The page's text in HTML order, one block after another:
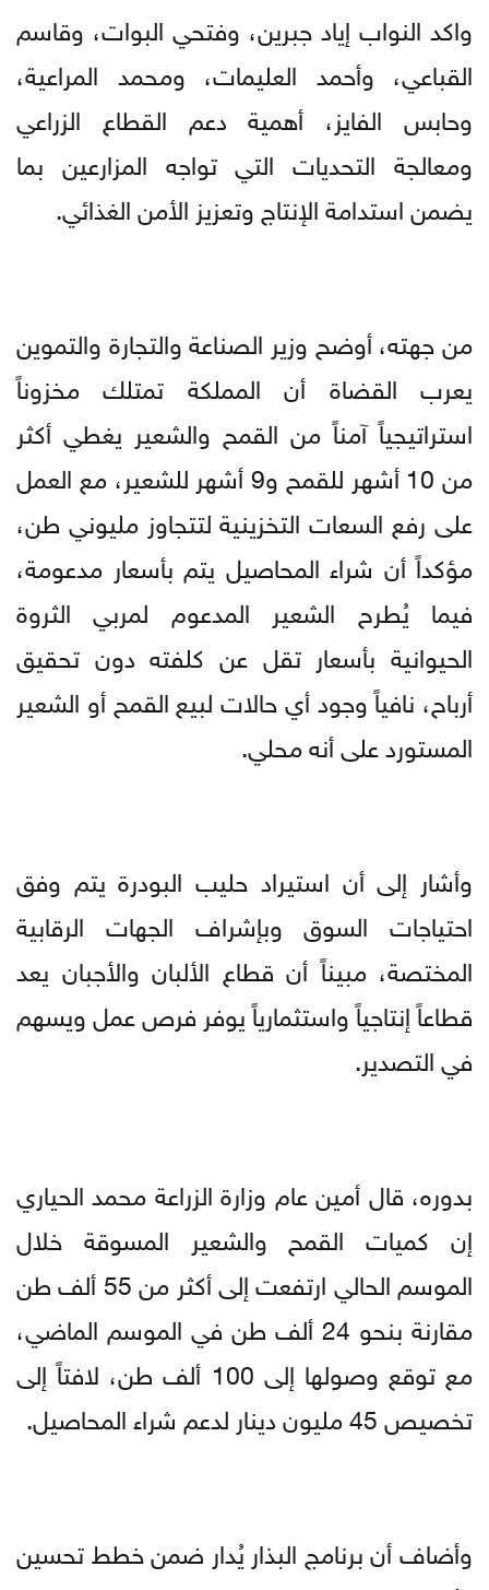
واكد النواب إياد جبرين، وفتحي البوات، وقاسم
القباعي، وأحمد العليمات، ومحمد المراعية،
وحابس الفايز، أهمية دعم القطاع الزراعي
ومعالجة التحديات التي تواجه المزارعين بما
يضمن استدامة الإنتاج وتعزيز الأمن الغذائي.
من جهته، أوضح وزير الصناعة والتجارة والتموين
يعرب القضاة أن المملكة تمتلك مخزوناً
استراتيجياً آمناً من القمح والشعير يغطي أكثر
من 10 أشهر للقمح و9 أشهر للشعير، مع العمل
على رفع السعات التخزينية لتتجاوز مليوني طن،
مؤكداً أن شراء المحاصيل يتم بأسعار مدعومة،
فيما يُطرح الشعير المدعوم لمربي الثروة
الحيوانية بأسعار تقل عن كلفته دون تحقيق
أرباح، نافياً وجود أي حالات لبيع القمح أو الشعير
المستورد على أنه محلي.
وأشار إلى أن استيراد حليب البودرة يتم وفق
احتياجات السوق وبإشراف الجهات الرقابية
المختصة، مبيناً أن قطاع الألبان والأجبان يعد
قطاعاً إنتاجياً واستثمارياً يوفر فرص عمل ويسهم
في التصدير.
بدوره، قال أمين عام وزارة الزراعة محمد الحياري
إن كميات القمح والشعير المسوقة خلال
الموسم الحالي ارتفعت إلى أكثر من 55 ألف طن
مقارنة بنحو 24 ألف طن في الموسم الماضي،
مع توقع وصولها إلى 100 ألف طن، لافتاً إلى
تخصيص 45 مليون دينار لدعم شراء المحاصيل.
وأضاف أن برنامج البذار يُدار ضمن خطط تحسين